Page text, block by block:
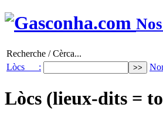
Recherche / Cèrca...
Lòcs :
Lòcs (lieux-dits =